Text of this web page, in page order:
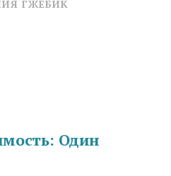
ГЖЕБИК
: Один